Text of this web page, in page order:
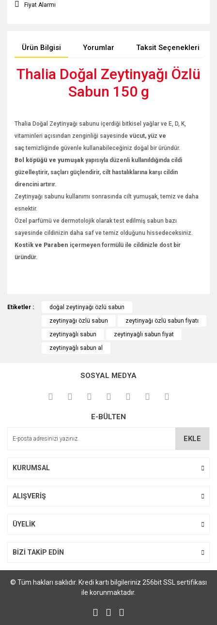
Fiyat Alarmı
Ürün Bilgisi Yorumlar Taksit Seçenekleri
Thalia Doğal Zeytinyağı Özlü
Sabun 150 g
Thalia Doğal Zeytinyağı sabunu içerdiği bitkisel yağlar ve E, D, K,
vitaminleri açısından zenginliği sayesinde vücut, yüz ve
saçtemizliğinde güvenle kullanabileceğiniz doğal bir üründür.
Bol köpüğü ve yumuşak yapısıyla düzenli kullanıldığında cildi
güzelleştirir, saçları güçlendirir, cilt hastalıklarına karşı cildin
direncini artırır.
Zeytinyağı sabunu kullanımı sonrasında cilt yumuşak, temiz ve daha
esnektir.
Özel parfümü ve dermotolojik olarak test edilmiş sabun bazı
sayesinde cildinizin daha saf ve temiz olduğunu hissedeceksiniz.
Kostik ve Paraben içermeyen formülü ile cildinizle dost bir
üründür.
Bu ürüne ilk yorumu siz yapın!
konularda yetersiz gördüğünüz noktaları öneri formunu
kullanarak tarafımıza iletebilirsiniz.
Görüş ve önerileriniz için teşekkür ederiz.
Ürün resmi kalitesiz, bozuk veya görüntülenemiyor.
Ürün bilgilerinde hatalar bulunuyor.
Etiketler :
doğal zeytinyağı özlü sabun
zeytinyağı özlü sabun
zeytinyağı özlü sabun fiyatı
zeytinyağlı sabun
zeytinyağlı sabun fiyat
zeytinyağlı sabun al
SOSYAL MEDYA
E-BÜLTEN
EKLE
KURUMSAL
ALIŞVERİŞ
ÜYELİK
BİZİ TAKİP EDİN
© Tüm hakları saklıdır. Kredi kartı bilgileriniz 256bit SSL sertifikası
ile korunmaktadır.